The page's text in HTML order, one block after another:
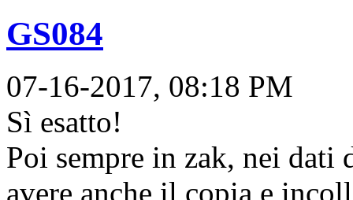
GS084
07-16-2017, 08:18 PM
Sì esatto!
Poi sempre in zak, nei dati
avere anche il copia e